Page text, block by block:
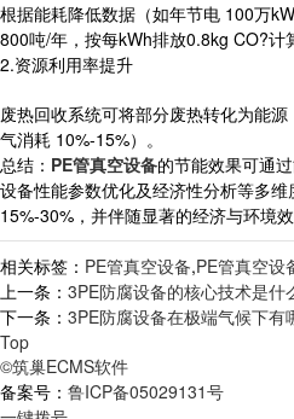
根据能耗降低数据（如年节电 100万
800吨/年，按每kWh排放0.8kg CO?计
2.资源利用率提升
废热回收系统可将部分废热转化为能
气消耗 10%-15%）。
总结： PE管真空设备的节能效果可通
设备性能参数优化及经济性分析等多
15%-30%，并伴随显著的经济与环境效
相关标签： PE管真空设备,PE管真空设
上一条： 3PE防腐设备的核心技术是什
下一条： 3PE防腐设备在极端气候下有
Top
©筑巢ECMS软件
备案号： 鲁ICP备05029131号